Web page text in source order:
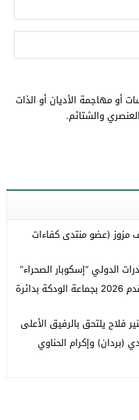
أو مهاجمة الأديان أو الذات
والشتائم.
مزوز (عضو منتدى كفاءات
الدولي “إسكوبار الصحراء”
انطلاق فعاليات دوري المشاع لكرة القدم 2026 بجماعة الودكة بدائرة
فلاح يلتحق بالرفيق الأعلى
(بردان) وإكرام الحناوي